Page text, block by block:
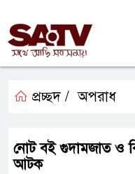
প্রচ্ছদ / অপরাধ
নোট বই গুদামজাত ও
আটক